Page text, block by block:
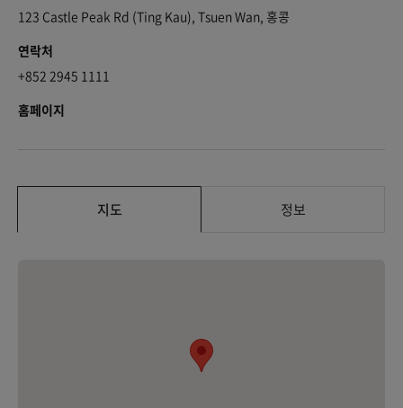
123 Castle Peak Rd (Ting Kau), Tsuen Wan, 홍콩
연락처
+852 2945 1111
홈페이지
지도 정보